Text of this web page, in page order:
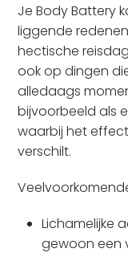
Je Body Battery
liggende
hectische
ook op dingen
alledaags
bijvoorbeeld als
waarbij het
verschilt.
Lichamelijke
gewoon een